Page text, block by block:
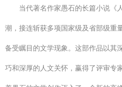
当代著名作家愚石的长篇小说《
潮，接连斩获多项国家级及省部级重
备受瞩目的文学现象。这部作品以其
巧和深厚的人文关怀，赢得了评审专